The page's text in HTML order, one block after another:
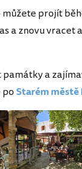
projít
a znovu
památky a
po Starém městě